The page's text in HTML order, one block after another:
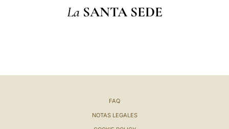
La SANTA SEDE
FAQ
NOTAS LEGALES